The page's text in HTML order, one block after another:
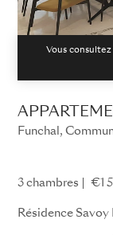
Vous consultez
Funchal,
3 chambres €1
Résidence Savoy